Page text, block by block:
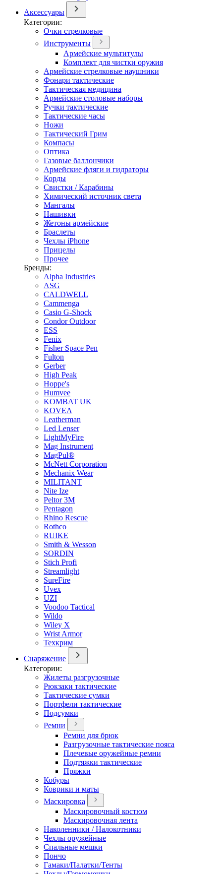
Аксессуары
Категории:
Очки стрелковые
Инструменты
Армейские мультитулы
Комплект для чистки оружия
Армейские стрелковые наушники
Фонари тактические
Тактическая медицина
Армейские столовые наборы
Ручки тактические
Тактические часы
Ножи
Тактический Грим
Компасы
Оптика
Газовые баллончики
Армейские фляги и гидраторы
Корды
Свистки / Карабины
Химический источник света
Мангалы
Нашивки
Жетоны армейские
Браслеты
Чехлы iPhone
Прицелы
Прочее
Бренды:
Alpha Industries
ASG
CALDWELL
Cammenga
Casio G-Shock
Condor Outdoor
ESS
Fenix
Fisher Space Pen
Fulton
Gerber
High Peak
Hoppe's
Humvee
KOMBAT UK
KOVEA
Leatherman
Led Lenser
LightMyFire
Mag Instrument
MagPul®
McNett Corporation
Mechanix Wear
MILITANT
Nite Ize
Peltor 3M
Pentagon
Rhino Rescue
Rothco
RUIKE
Smith & Wesson
SORDIN
Stich Profi
Streamlight
SureFire
Uvex
UZI
Voodoo Tactical
Wildo
Wiley X
Wrist Armor
Техкрим
Снаряжение
Категории:
Жилеты разгрузочные
Рюкзаки тактические
Тактические сумки
Портфели тактические
Подсумки
Ремни
Ремни для брюк
Разгрузочные тактические пояса
Плечевые оружейные ремни
Подтяжки тактические
Пряжки
Кобуры
Коврики и маты
Маскировка
Маскировочный костюм
Маскировочная лента
Наколенники / Налокотники
Чехлы оружейные
Спальные мешки
Пончо
Гамаки/Палатки/Тенты